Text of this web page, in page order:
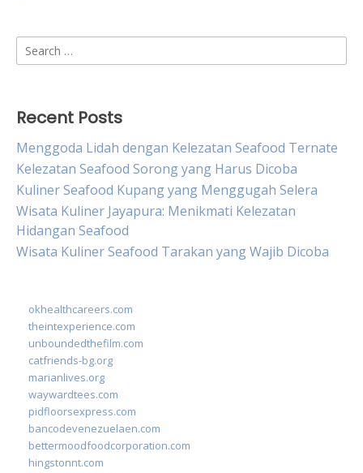
Search
for:
Recent Posts
Menggoda Lidah dengan Kelezatan Seafood Ternate
Kelezatan Seafood Sorong yang Harus Dicoba
Kuliner Seafood Kupang yang Menggugah Selera
Wisata Kuliner Jayapura: Menikmati Kelezatan
Hidangan Seafood
Wisata Kuliner Seafood Tarakan yang Wajib Dicoba
okhealthcareers.com
theintexperience.com
unboundedthefilm.com
catfriends-bg.org
marianlives.org
waywardtees.com
pidfloorsexpress.com
bancodevenezuelaen.com
bettermoodfoodcorporation.com
hingstonnt.com